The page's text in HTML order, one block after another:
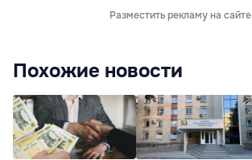
Разместить рекламу на сайте
Похожие новости